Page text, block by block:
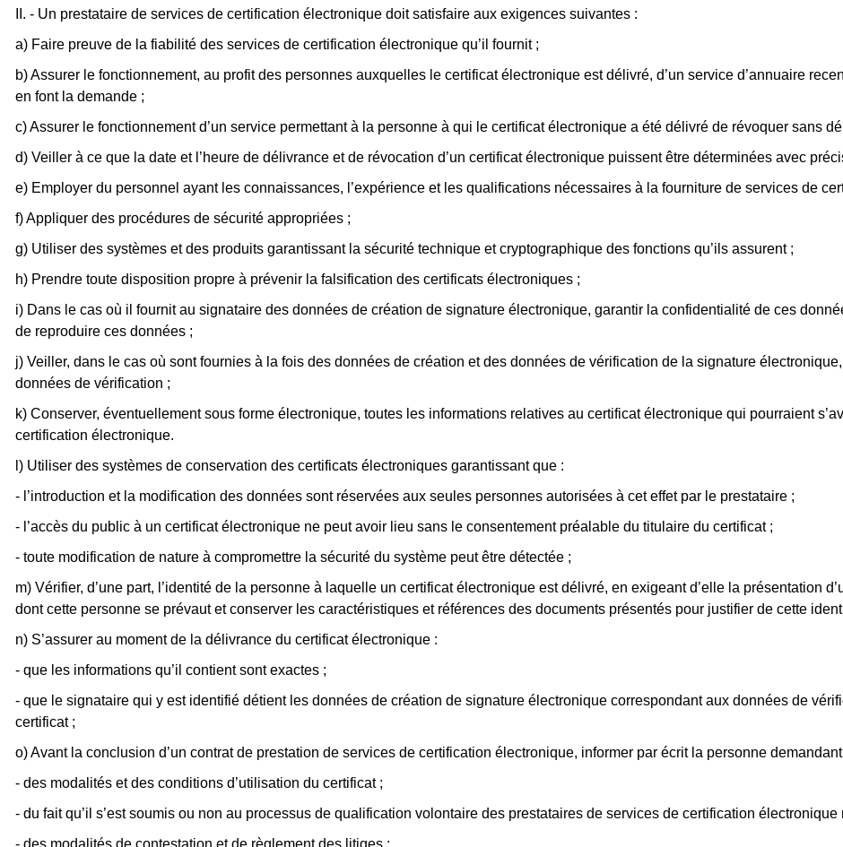
II. - Un prestataire de services de certification électronique doit satisfaire aux exigences suivantes :
a) Faire preuve de la fiabilité des services de certification électronique qu’il fournit ;
b) Assurer le fonctionnement, au profit des personnes auxquelles le certificat électronique est délivré, d’un service d’annuaire
en font la demande ;
c) Assurer le fonctionnement d’un service permettant à la personne à qui le certificat électronique a été délivré de révoquer sans
d) Veiller à ce que la date et l’heure de délivrance et de révocation d’un certificat électronique puissent être déterminées avec
e) Employer du personnel ayant les connaissances, l’expérience et les qualifications nécessaires à la fourniture de services de
f) Appliquer des procédures de sécurité appropriées ;
g) Utiliser des systèmes et des produits garantissant la sécurité technique et cryptographique des fonctions qu’ils assurent ;
h) Prendre toute disposition propre à prévenir la falsification des certificats électroniques ;
i) Dans le cas où il fournit au signataire des données de création de signature électronique, garantir la confidentialité de ces
de reproduire ces données ;
j) Veiller, dans le cas où sont fournies à la fois des données de création et des données de vérification de la signature
données de vérification ;
k) Conserver, éventuellement sous forme électronique, toutes les informations relatives au certificat électronique qui pourraient
certification électronique.
l) Utiliser des systèmes de conservation des certificats électroniques garantissant que :
- l’introduction et la modification des données sont réservées aux seules personnes autorisées à cet effet par le prestataire ;
- l’accès du public à un certificat électronique ne peut avoir lieu sans le consentement préalable du titulaire du certificat ;
- toute modification de nature à compromettre la sécurité du système peut être détectée ;
m) Vérifier, d’une part, l’identité de la personne à laquelle un certificat électronique est délivré, en exigeant d’elle la présentation
dont cette personne se prévaut et conserver les caractéristiques et références des documents présentés pour justifier de cette
n) S’assurer au moment de la délivrance du certificat électronique :
- que les informations qu’il contient sont exactes ;
- que le signataire qui y est identifié détient les données de création de signature électronique correspondant aux données de
certificat ;
o) Avant la conclusion d’un contrat de prestation de services de certification électronique, informer par écrit la personne
- des modalités et des conditions d’utilisation du certificat ;
- du fait qu’il s’est soumis ou non au processus de qualification volontaire des prestataires de services de certification électronique
- des modalités de contestation et de règlement des litiges ;